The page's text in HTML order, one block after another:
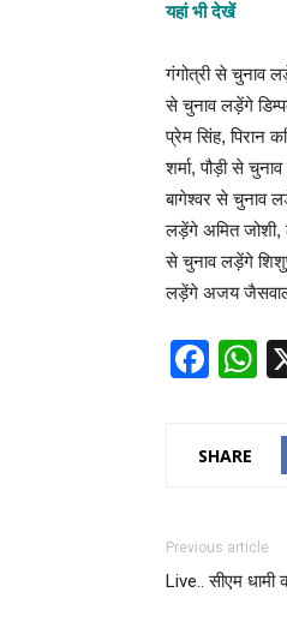
यहां भी देखें
गंगोत्री से चुनाव
से चुनाव लड़ेंगे
प्रेम सिंह, पिरान
शर्मा, पौड़ी से
बागेश्वर से चुनाव
लड़ेंगे अमित जोशी,
से चुनाव लड़ेंगे
लड़ेंगे अजय
SHARE
Previous article
Live.. सीएम धामी